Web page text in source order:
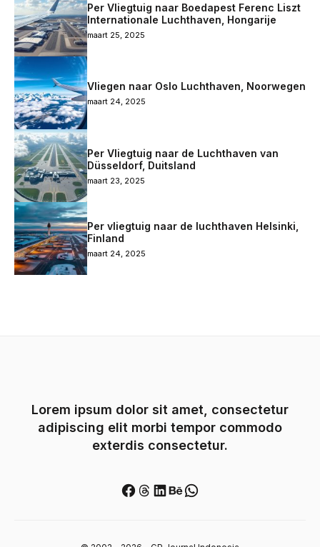
Per Vliegtuig naar Boedapest Ferenc Liszt
Internationale Luchthaven, Hongarije
maart 25, 2025
Vliegen naar Oslo Luchthaven, Noorwegen
maart 24, 2025
Per Vliegtuig naar de Luchthaven van
Düsseldorf, Duitsland
maart 23, 2025
Per vliegtuig naar de luchthaven Helsinki,
Finland
maart 24, 2025
Lorem ipsum dolor sit amet, consectetur
adipiscing elit morbi tempor commodo
exterdis consectetur.
Facebook
Threads
LinkedIn
Behance
WhatsApp